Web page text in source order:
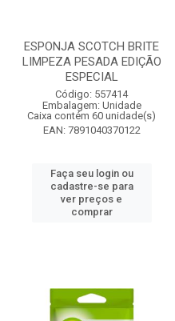
ESPONJA SCOTCH BRITE
LIMPEZA PESADA EDIÇÃO
ESPECIAL
Código: 557414
Embalagem: Unidade
Caixa contém 60 unidade(s)
EAN: 7891040370122
Faça seu login ou
cadastre-se para
ver preços e
comprar